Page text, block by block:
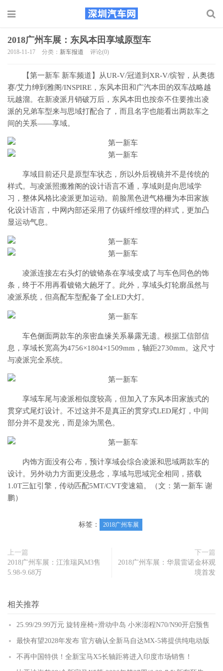
2018广州车展：东风本田享域原型车
2018-11-17 分类： 新车报道 评论(0)
【第一新车 新车频道】从UR-V/冠道到XR-V/缤智，从奥德
赛/艾力绅到雅阁/INSPIRE，东风本田和广汽本田的双车战略越
玩越溜。在新凌派月销破万后，东风本田也按奈不住要推出凌
派的兄弟车型来与思域打配合了，而且名字也能看出两款车之
间的关系——享域。
享域目前还只是原型车状态，所以外后视镜并不是传统的
样式。与凌派照搬雅阁的设计语言不通，享域则是向思域学
习，整体风格比凌派更加运动。前脸黑色进气格栅为本田家族
化设计语言，中网内部还采用了仿碳纤维纹理的样式，更加凸
显运动气息。
凌派连接左右头灯的镀铬条在享域变成了与车色同色的饰
条，终于不用再看镀铬大龅牙了。此外，享域头灯轮廓虽然与
凌派系统，但高配车型配备了全LED大灯。
车色侧面两款车的亲密血缘关系暴露无遗。根据工信部信
息，享域长宽高为4756×1804×1509mm，轴距2730mm。这尺寸
与凌派完全系统。
享域车尾与凌派相似度较高，但加入了东风本田家族式的
贯穿式尾灯设计。不过这并不是真正的贯穿式LED尾灯，中间
部分并不是发光，而是涂为黑色。
内饰方面没有公布，预计享域会综合凌派和思域两款车的
设计。另外动力方面更没悬念，享域与思域完全相同，搭载
1.0T三缸引擎，传动匹配5MT/CVT变速箱。（文：第一新车 谢
鹏）
标签： 2018广州车展
上一篇
2018广州车展：江淮瑞风M3售
5.98-9.68万
下一篇
2018广州车展：华晨雷诺金杯观
境首发
相关推荐
25.99/29.99万元 旋转座椅+滑动中岛 小米澎程N70/N90开启预售
最快有望2028年发布 官方确认全新马自达MX-5将提供纯电动版
不再中国特供！全新宝马X5长轴距将进入印度市场销售！